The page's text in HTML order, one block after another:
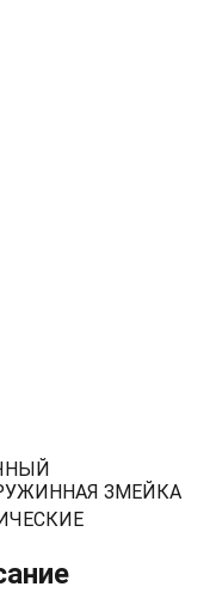
ЗМЕЙКА